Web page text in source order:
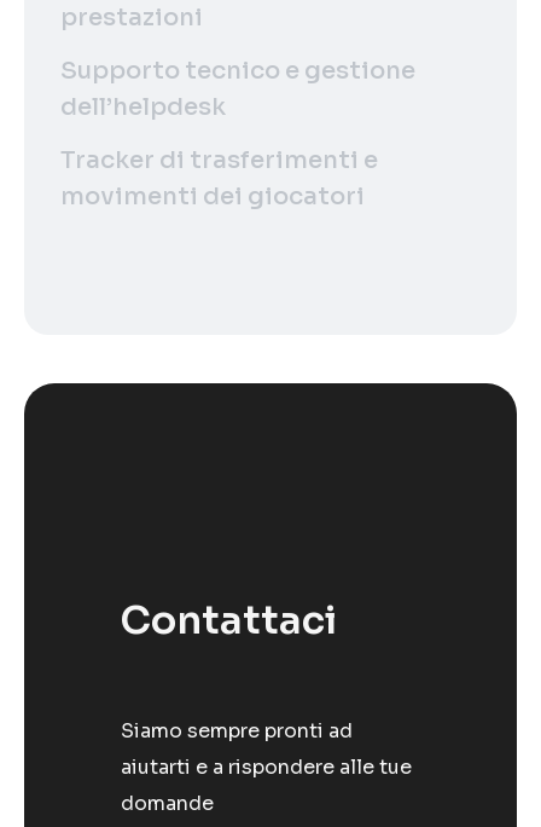
prestazioni
Supporto tecnico e gestione
dell’helpdesk
Tracker di trasferimenti e
movimenti dei giocatori
Contattaci
Siamo sempre pronti ad
aiutarti e a rispondere alle tue
domande